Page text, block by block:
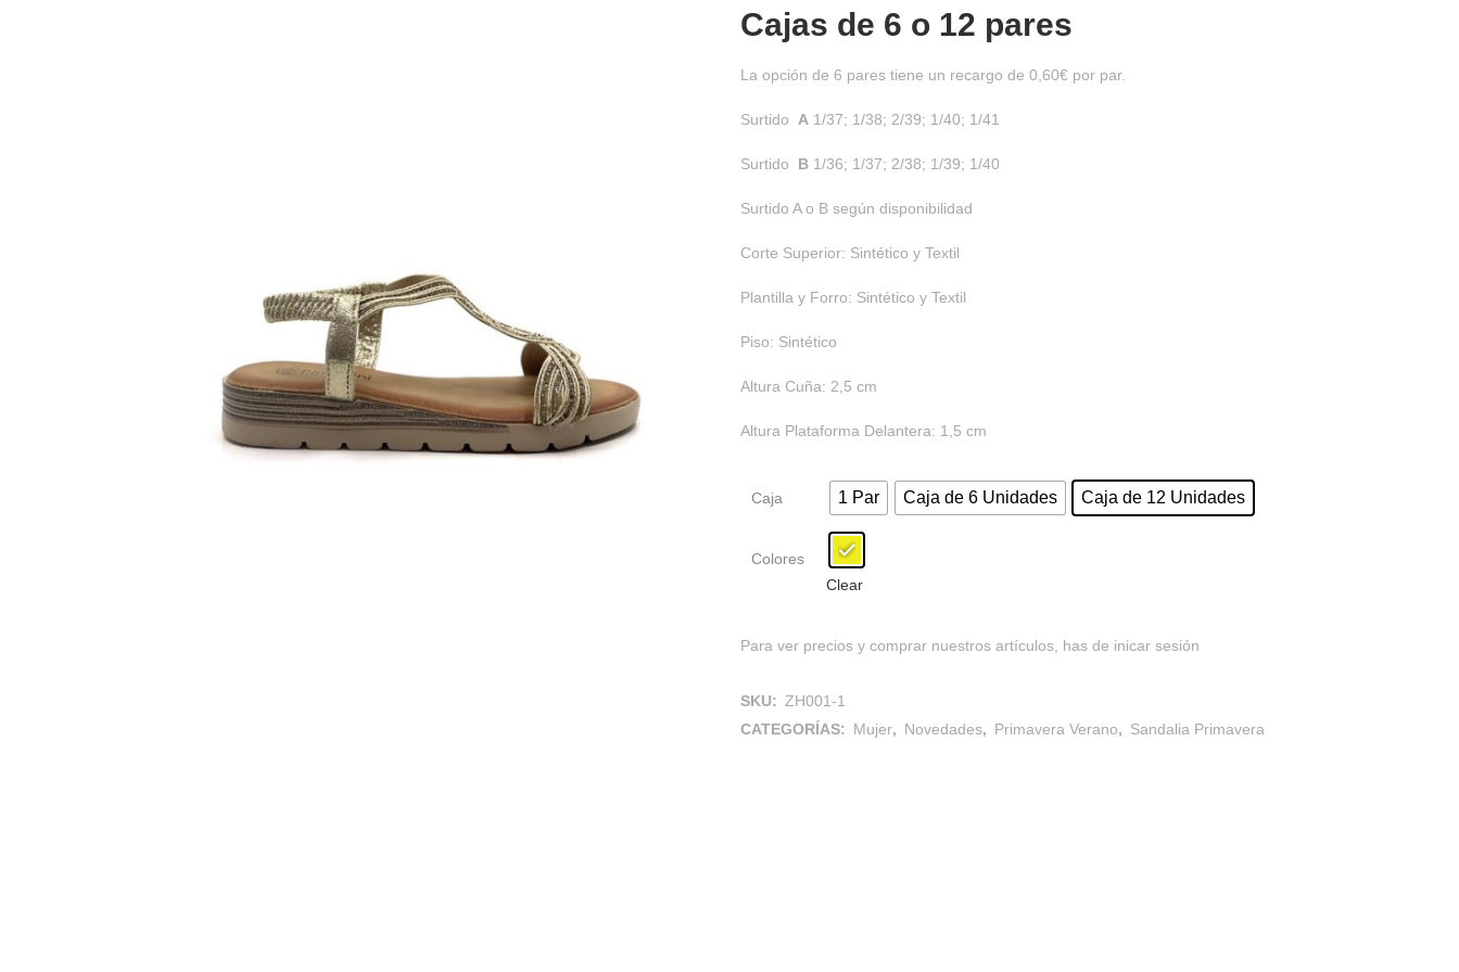
Cajas de 6 o 12 pares
La opción de 6 pares tiene un recargo de 0,60€ por par.
Surtido A 1/37; 1/38; 2/39; 1/40; 1/41
Surtido B 1/36; 1/37; 2/38; 1/39; 1/40
Surtido A o B según disponibilidad
Corte Superior: Sintético y Textil
Plantilla y Forro: Sintético y Textil
Piso: Sintético
Altura Cuña: 2,5 cm
Altura Plataforma Delantera: 1,5 cm
Caja 1 Par Caja de 6 Unidades Caja de 12 Unidades
Colores
Clear
Para ver precios y comprar nuestros artículos, has de inicar sesión
SKU: ZH001-1
CATEGORÍAS: Mujer, Novedades, Primavera Verano, Sandalia Primavera